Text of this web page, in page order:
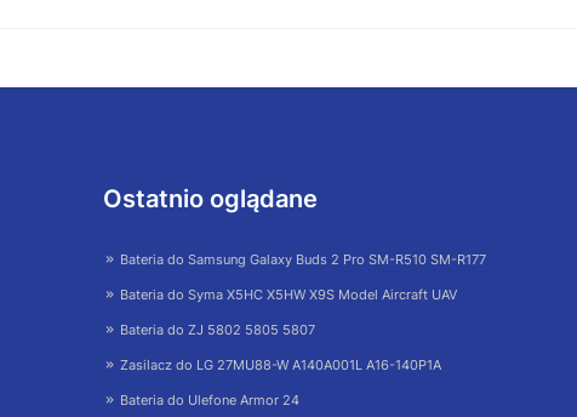
Ostatnio oglądane
Bateria do Samsung Galaxy Buds 2 Pro SM-R510 SM-R177
Bateria do Syma X5HC X5HW X9S Model Aircraft UAV
Bateria do ZJ 5802 5805 5807
Zasilacz do LG 27MU88-W A140A001L A16-140P1A
Bateria do Ulefone Armor 24